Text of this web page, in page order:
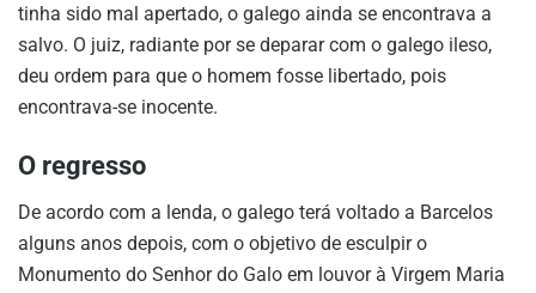
tinha sido mal apertado, o galego ainda se encontrava a
salvo. O juiz, radiante por se deparar com o galego ileso,
deu ordem para que o homem fosse libertado, pois
encontrava-se inocente.
O regresso
De acordo com a lenda, o galego terá voltado a Barcelos
alguns anos depois, com o objetivo de esculpir o
Monumento do Senhor do Galo em louvor à Virgem Maria